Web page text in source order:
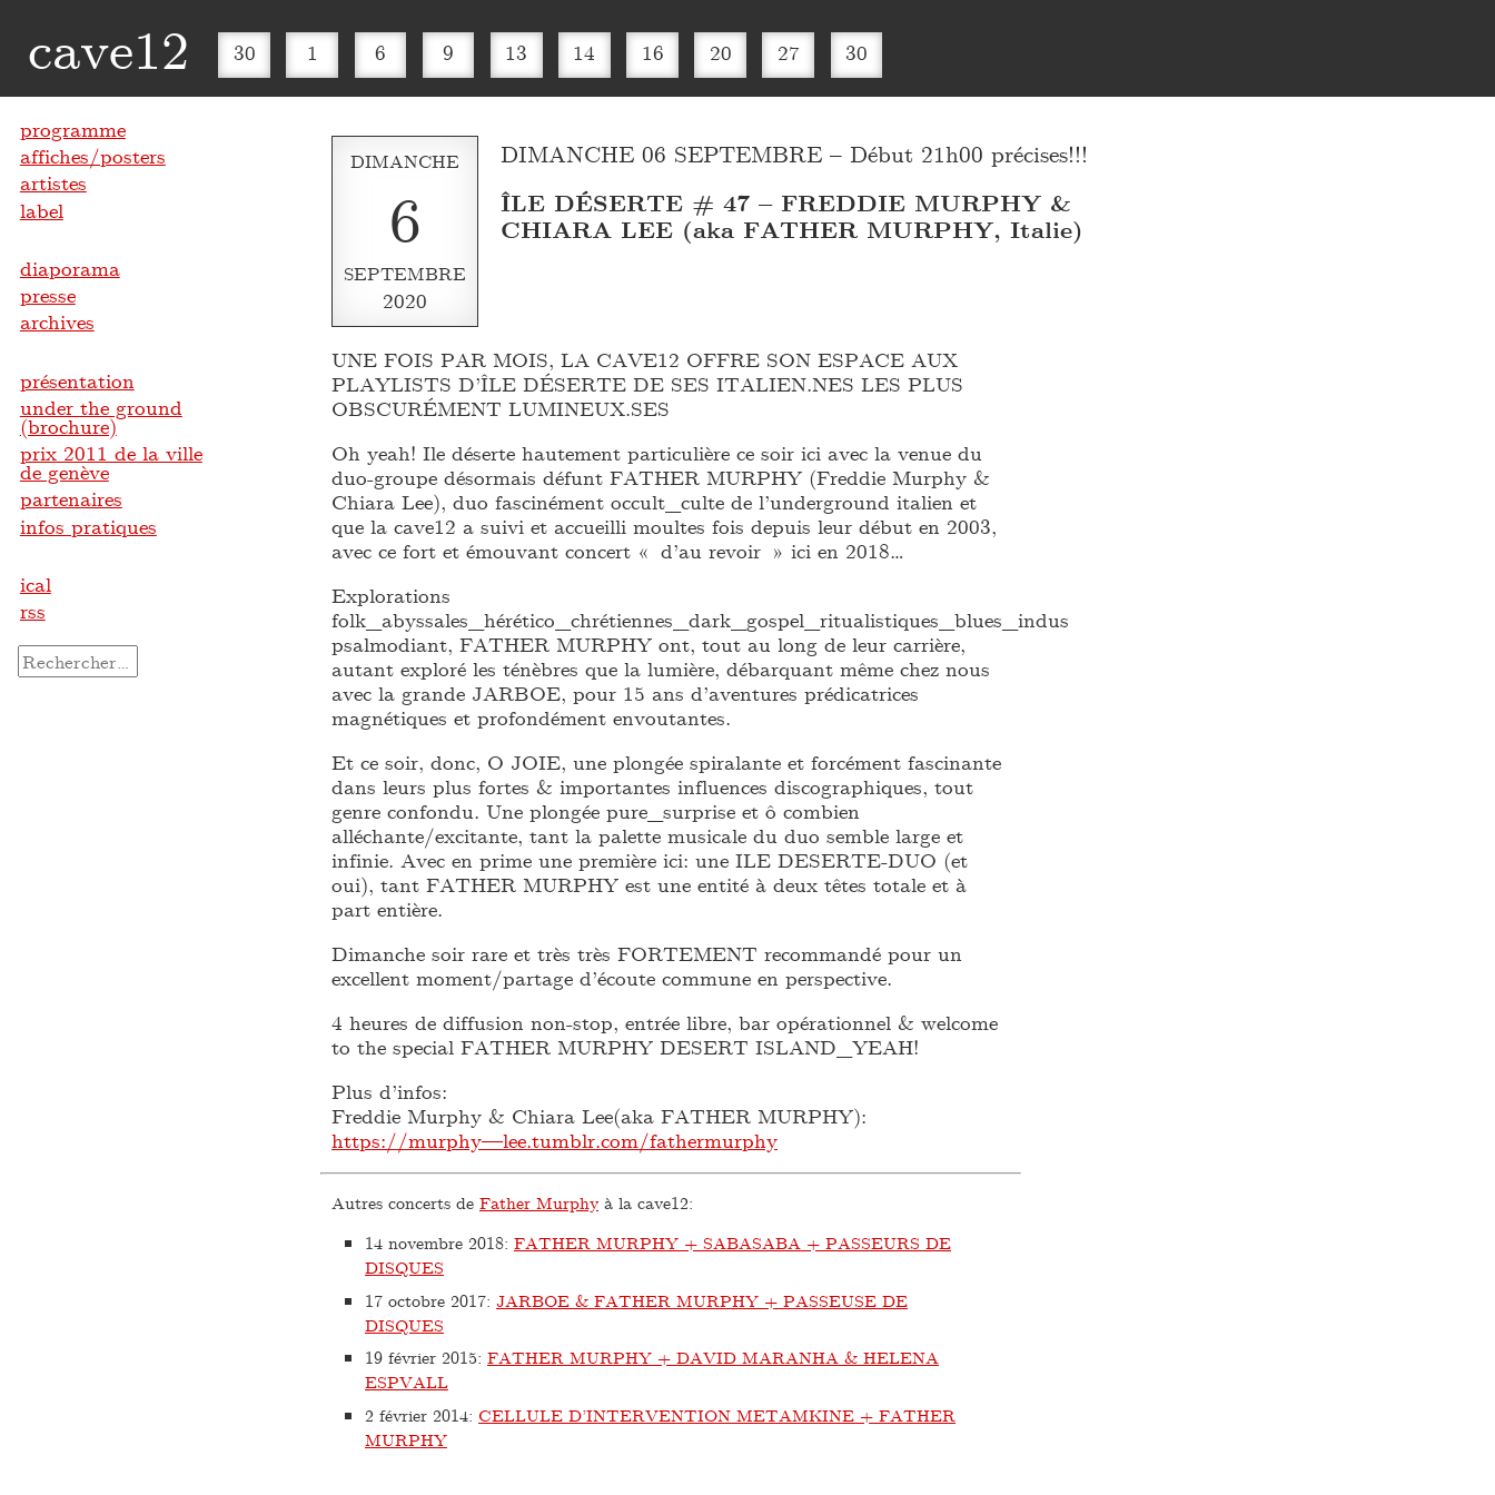
cave12 30 1 6 9 13 14 16 20 27 30
DIMANCHE
6
SEPTEMBRE
2020
DIMANCHE 06 SEPTEMBRE – Début 21h00 précises!!!
ÎLE DÉSERTE # 47 – FREDDIE MURPHY &
CHIARA LEE (aka FATHER MURPHY, Italie)
UNE FOIS PAR MOIS, LA CAVE12 OFFRE SON ESPACE AUX
PLAYLISTS D’ÎLE DÉSERTE DE SES ITALIEN.NES LES PLUS
OBSCURÉMENT LUMINEUX.SES
Oh yeah! Ile déserte hautement particulière ce soir ici avec la venue du
duo-groupe désormais défunt FATHER MURPHY (Freddie Murphy &
Chiara Lee), duo fascinément occult_culte de l’underground italien et
que la cave12 a suivi et accueilli moultes fois depuis leur début en 2003,
avec ce fort et émouvant concert « d’au revoir » ici en 2018…
Explorations
folk_abyssales_hérético_chrétiennes_dark_gospel_ritualistiques_blues_indus
psalmodiant, FATHER MURPHY ont, tout au long de leur carrière,
autant exploré les ténèbres que la lumière, débarquant même chez nous
avec la grande JARBOE, pour 15 ans d’aventures prédicatrices
magnétiques et profondément envoutantes.
Et ce soir, donc, O JOIE, une plongée spiralante et forcément fascinante
dans leurs plus fortes & importantes influences discographiques, tout
genre confondu. Une plongée pure_surprise et ô combien
alléchante/excitante, tant la palette musicale du duo semble large et
infinie. Avec en prime une première ici: une ILE DESERTE-DUO (et
oui), tant FATHER MURPHY est une entité à deux têtes totale et à
part entière.
Dimanche soir rare et très très FORTEMENT recommandé pour un
excellent moment/partage d’écoute commune en perspective.
4 heures de diffusion non-stop, entrée libre, bar opérationnel & welcome
to the special FATHER MURPHY DESERT ISLAND_YEAH!
Plus d’infos:
Freddie Murphy & Chiara Lee(aka FATHER MURPHY):
https://murphy—lee.tumblr.com/fathermurphy
Autres concerts de Father Murphy à la cave12:
14 novembre 2018: FATHER MURPHY + SABASABA + PASSEURS DE
DISQUES
17 octobre 2017: JARBOE & FATHER MURPHY + PASSEUSE DE
DISQUES
19 février 2015: FATHER MURPHY + DAVID MARANHA & HELENA
ESPVALL
2 février 2014: CELLULE D’INTERVENTION METAMKINE + FATHER
MURPHY
programme
affiches/posters
artistes
label
diaporama
presse
archives
présentation
under the ground
(brochure)
prix 2011 de la ville
de genève
partenaires
infos pratiques
ical
rss
Rechercher :